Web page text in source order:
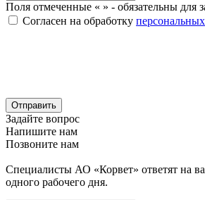
Поля отмеченные « » - обязательны для
Согласен на обработку
Отправить
Задайте вопрос
Напишите нам
Позвоните нам
Специалисты АО «Корвет» ответят на
одного рабочего дня.